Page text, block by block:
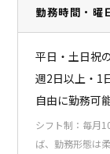
勤務時間・曜
平日・土日祝
週2日以上・1
自由に勤務可
シフト制：毎月
ば、勤務形態は